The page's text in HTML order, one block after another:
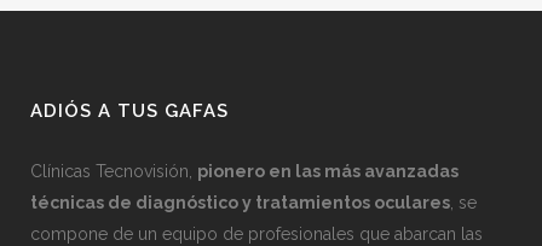
ADIÓS A TUS GAFAS
Clínicas Tecnovisión, pionero en las más avanzadas
técnicas de diagnóstico y tratamientos oculares, se
compone de un equipo de profesionales que abarcan las